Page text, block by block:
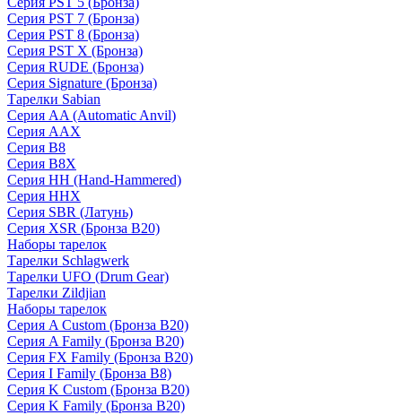
Серия PST 7 (Бронза)
Серия PST 8 (Бронза)
Серия PST X (Бронза)
Серия RUDE (Бронза)
Серия Signature (Бронза)
Тарелки Sabian
Серия AA (Automatic Anvil)
Серия AAX
Серия B8
Серия B8X
Серия HH (Hand-Hammered)
Серия HHX
Серия SBR (Латунь)
Серия XSR (Бронза B20)
Наборы тарелок
Тарелки Schlagwerk
Тарелки UFO (Drum Gear)
Тарелки Zildjian
Наборы тарелок
Серия A Custom (Бронза B20)
Серия A Family (Бронза B20)
Серия FX Family (Бронза B20)
Серия I Family (Бронза B8)
Серия K Custom (Бронза B20)
Серия K Family (Бронза B20)